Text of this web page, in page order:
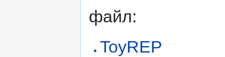
файл:
ToyREP